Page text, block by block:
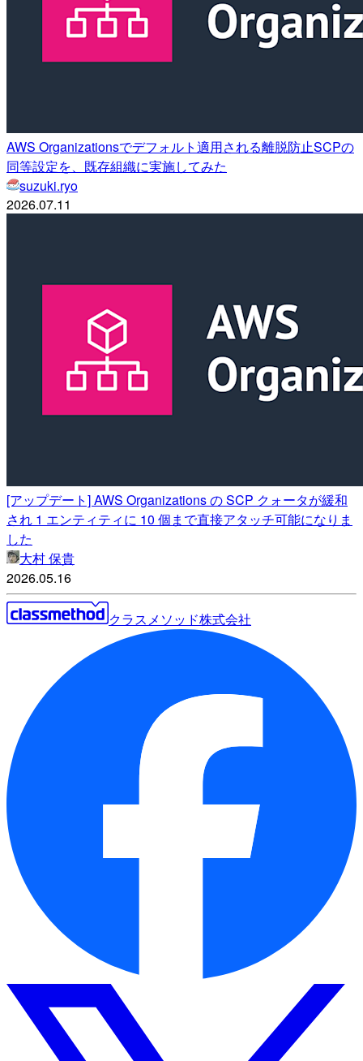
AWS Organizationsでデフォルト適用される離脱防止SCPの
同等設定を、既存組織に実施してみた
suzuki.ryo
2026.07.11
[アップデート] AWS Organizations の SCP クォータが緩和
され 1 エンティティに 10 個まで直接アタッチ可能になりま
した
大村 保貴
2026.05.16
クラスメソッド株式会社